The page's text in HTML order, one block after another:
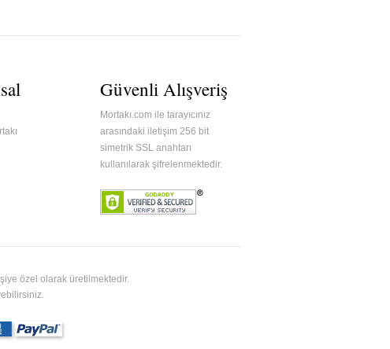
Güvenli Alışveriş
Mortakı.com ile tarayıcınız
arasındaki iletişim 256 bit
simetrik SSL anahtarı
kullanılarak şifrelenmektedir.
özel olarak üretilmektedir.